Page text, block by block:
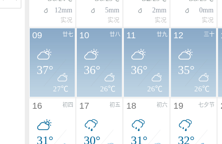
12mm
实况
5mm
实况
2mm
实况
0mm
实况
廿七
09
37°
27℃
廿八
10
36°
26℃
廿九
11
36°
26℃
三十
12
35°
26℃
初四
16
31°
初五
17
30°
初六
18
31°
七夕节
19
32°